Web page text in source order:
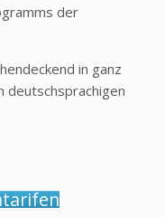
der
in ganz
deutschsprachigen